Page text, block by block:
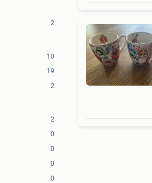
2
10
19
2
2
0
0
0
0